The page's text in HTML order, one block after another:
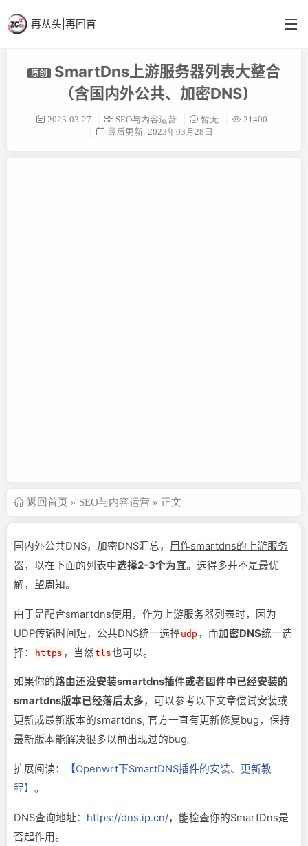
再从头|再回首
首页
英语阁
原创
SmartDns上游服务器列表大整合
（含国内外公共、加密DNS)
2023-03-27 SEO与内容运营 暂无
21400
最后更新: 2023年03月28日
返回首页 » SEO与内容运营 » 正文
国内外公共DNS，加密DNS汇总， 用作smartdns的上游服务
器，以在下面的列表中选择2-3个为宜。选得多并不是最优
解，望周知。
由于是配合smartdns使用，作为上游服务器列表时，因为
UDP传输时间短，公共DNS统一选择udp ，而加密DNS统一选
择：
https ，当然tls也可以。
如果你的路由还没安装smartdns插件或者固件中已经安装的
smartdns版本已经落后太多，可以参考以下文章偿试安装或
更新成最新版本的smartdns, 官方一直有更新修复bug，保持
最新版本能解决很多以前出现过的bug。
扩展阅读：
【Openwrt下SmartDNS插件的安装、更新教
程】 。
DNS查询地址： https://dns.ip.cn/，能检查你的SmartDns是
否起作用。